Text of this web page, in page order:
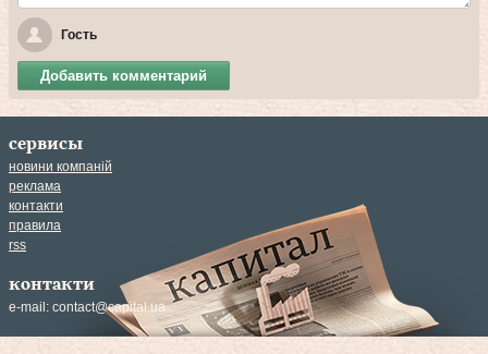
Гость
Добавить комментарий
сервисы
новини компаній
реклама
контакти
правила
rss
контакти
e-mail: contact@capital.ua